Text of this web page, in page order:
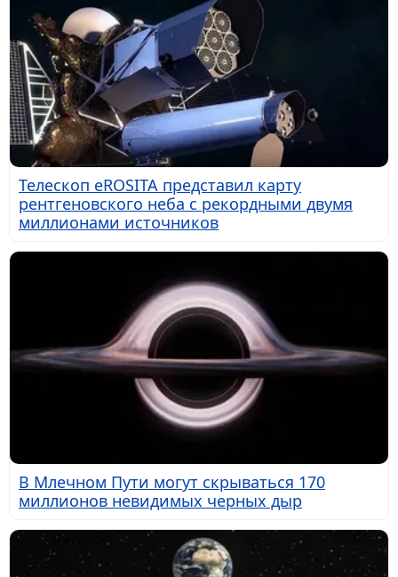
Телескоп eROSITA представил карту
рентгеновского неба с рекордными двумя
миллионами источников
В Млечном Пути могут скрываться 170
миллионов невидимых черных дыр